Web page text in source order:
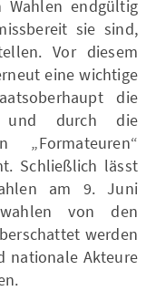
endgültig
sie sind,
Vor diesem
eine wichtige
die
und durch die
„Formateuren“
Schließlich lässt
am 9. Juni
von den
werden
nationale Akteure